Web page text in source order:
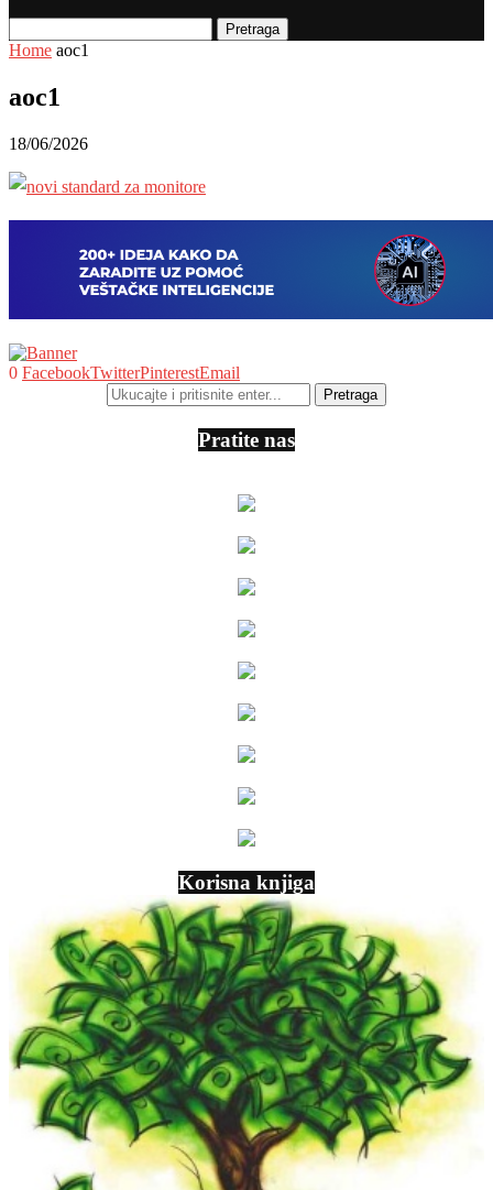
Pretraga
Home aoc1
aoc1
18/06/2026
0 FacebookTwitterPinterestEmail
Pratite nas
Korisna knjiga